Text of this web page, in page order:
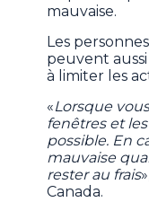
mauvaise.
Les
peuvent
à limiter les
«Lorsque
fenêtres et
possible. En
mauvaise
rester au frais
Canada.